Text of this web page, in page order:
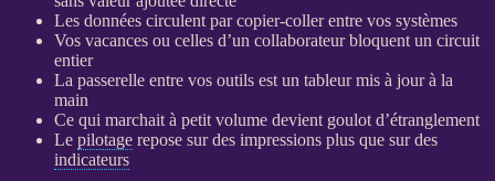
Les donnéescirculent par copier-coller entre vos systèmes
Vos vacances ou celles d’un collaborateur bloquent un circuit
entier
La passerelle entre vos outils est un tableur mis à jour à la
main
Ce qui marchait à petit volume devient goulot d’étranglement
Le pilotagerepose sur des impressions plus que sur des
indicateurs